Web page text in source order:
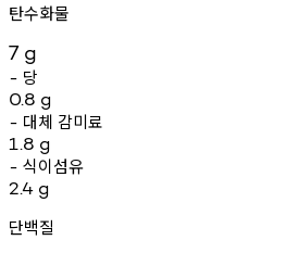
탄수화물
7 g
- 당
0.8 g
- 대체 감미료
1.8 g
- 식이섬유
2.4 g
단백질